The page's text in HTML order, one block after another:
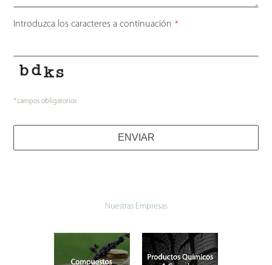
Website
Introduzca los caracteres a continuación *
*campos obligatorios
ENVIAR
Nuestras Empresas